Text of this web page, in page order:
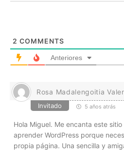
2 COMMENTS
Anteriores
Rosa Madalengoitia
Invitado 5 años atrás
Hola Miguel. Me encanta este
aprender WordPress porque
propia página. Una sencilla y